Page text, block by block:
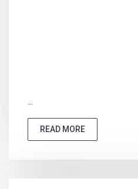
...
READ MORE